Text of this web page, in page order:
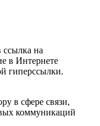
на
в Интернете
гиперссылки.
в сфере связи,
коммуникаций